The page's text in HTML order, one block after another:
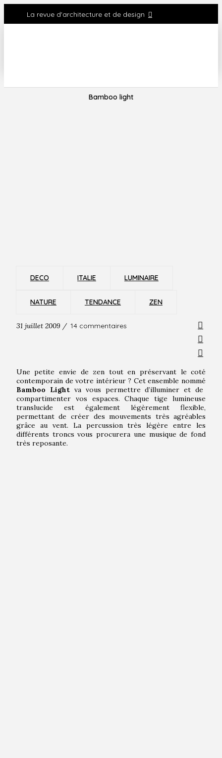
La revue d'architecture et de design
Bamboo light
DECO ITALIE LUMINAIRE
NATURE TENDANCE ZEN
31 juillet 2009 / 14 commentaires
Une petite envie de zen tout en préservant le coté
contemporain de votre intérieur ? Cet ensemble nommé
Bamboo Lightva vous permettre d’illuminer et de
compartimenter vos espaces. Chaque tige lumineuse
translucide est également légèrement flexible,
permettant de créer des mouvements très agréables
grâce au vent. La percussion très légère entre les
différents troncs vous procurera une musique de fond
très reposante.